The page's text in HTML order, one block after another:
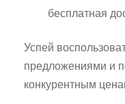
бесплатная
Успей
предложениями и
конкурентным